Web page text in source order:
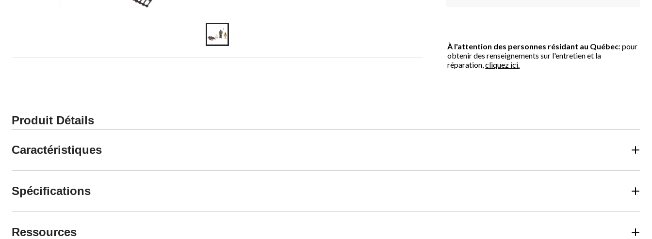
À l'attention des personnes résidant au Québec: pour
obtenir des renseignements sur l'entretien et la
réparation,cliquez ici.
Produit Détails
Caractéristiques
Spécifications
Ressources